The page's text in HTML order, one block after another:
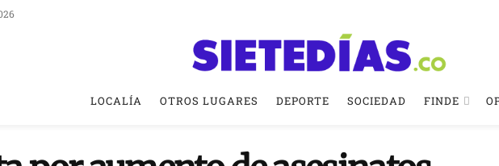
LOCALÍA OTROS LUGARES DEPORTE SOCIEDAD FINDE